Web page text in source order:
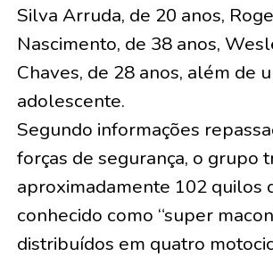
Silva Arruda, de 20 anos,
Nascimento, de 38 anos,
Chaves, de 28 anos, além de
adolescente.
Segundo informações
forças de segurança, o grupo
aproximadamente 102 quilos
conhecido como “super
distribuídos em quatro